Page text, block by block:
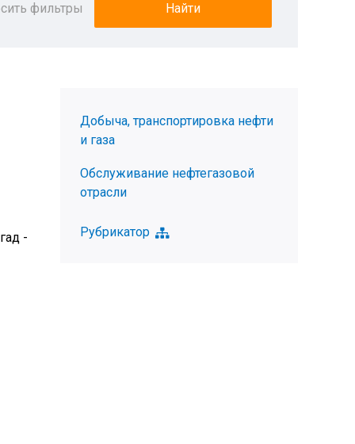
фильтры
-
Добыча, транспортировка нефти
и газа
Обслуживание нефтегазовой
отрасли
Рубрикатор